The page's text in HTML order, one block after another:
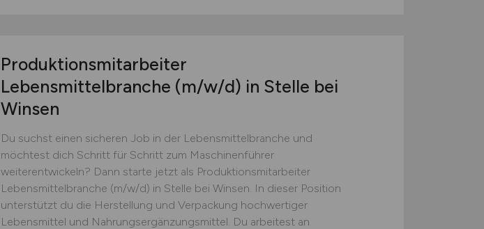
Produktionsmitarbeiter
Lebensmittelbranche (m/w/d) in Stelle bei
Winsen
Du suchst einen sicheren Job in der Lebensmittelbranche und
möchtest dich Schritt für Schritt zum Maschinenführer
weiterentwickeln? Dann starte jetzt als Produktionsmitarbeiter
Lebensmittelbranche (m/w/d) in Stelle bei Winsen. In dieser Position
unterstützt du die Herstellung und Verpackung hochwertiger
Lebensmittel und Nahrungsergänzungsmittel. Du arbeitest an